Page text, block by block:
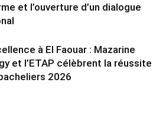
et l’ouverture d’un dialogue
à El Faouar : Mazarine
et l’ETAP célèbrent la réussite
2026